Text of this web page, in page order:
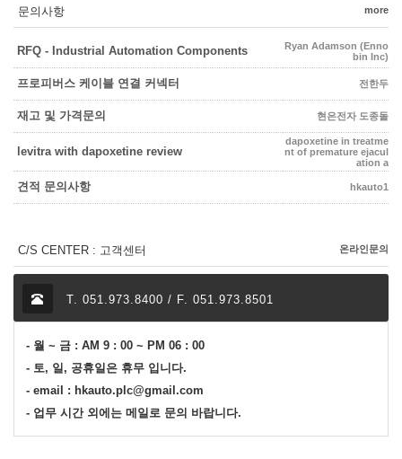
문의사항 more
RFQ - Industrial Automation Components
Ryan Adamson (Enno
bin Inc)
프로피버스 케이블 연결 커넥터 전한두
재고 및 가격문의 현은전자 도종돌
levitra with dapoxetine review
dapoxetine in treatme
nt of premature ejacul
ation a
견적 문의사항 hkauto1
C/S CENTER : 고객센터 온라인문의
T. 051.973.8400 / F. 051.973.8501
- 월 ~ 금 : AM 9 : 00 ~ PM 06 : 00
- 토, 일, 공휴일은 휴무 입니다.
- email : hkauto.plc@gmail.com
- 업무 시간 외에는 메일로 문의 바랍니다.